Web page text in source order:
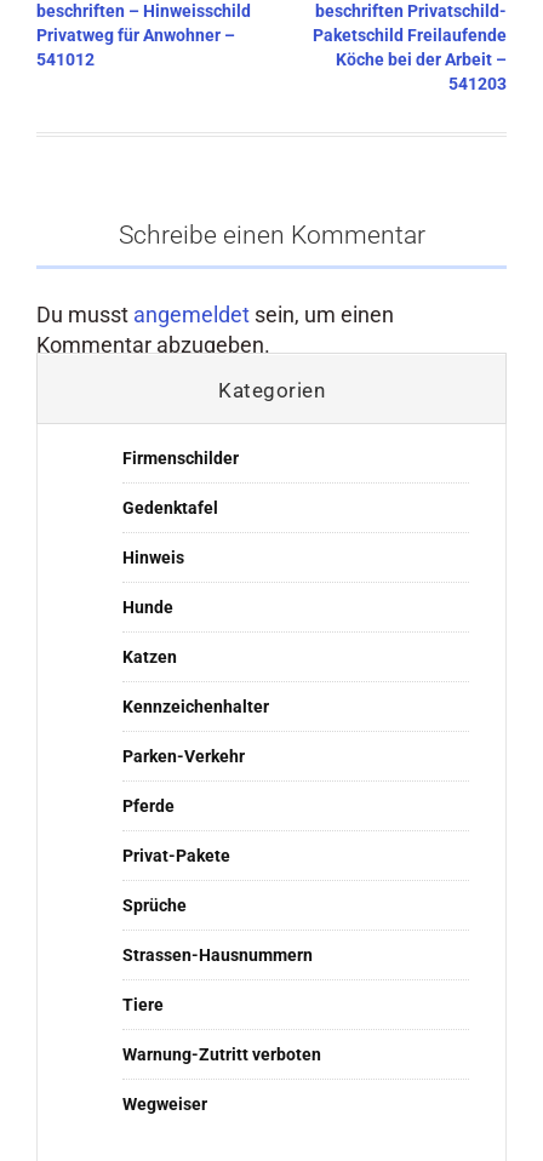
beschriften – Hinweisschild
Privatweg für Anwohner –
541012
beschriften Privatschild-
Paketschild Freilaufende
Köche bei der Arbeit –
541203
Schreibe einen Kommentar
Du musst angemeldet sein, um einen
Kommentar abzugeben.
Kategorien
Firmenschilder
Gedenktafel
Hinweis
Hunde
Katzen
Kennzeichenhalter
Parken-Verkehr
Pferde
Privat-Pakete
Sprüche
Strassen-Hausnummern
Tiere
Warnung-Zutritt verboten
Wegweiser